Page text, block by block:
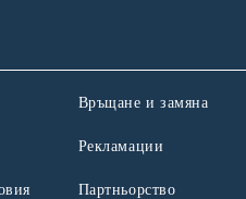
Връщане и замяна
Рекламации
Партньорство